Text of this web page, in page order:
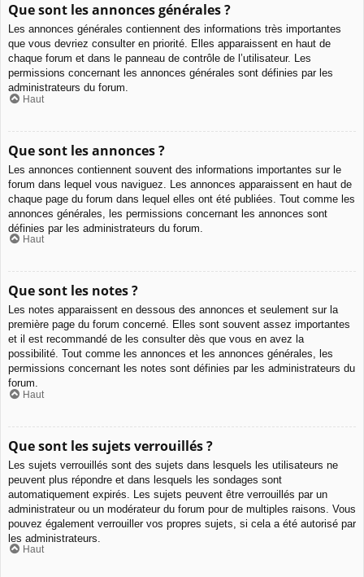
Que sont les annonces générales ?
Les annonces générales contiennent des informations très importantes
que vous devriez consulter en priorité. Elles apparaissent en haut de
chaque forum et dans le panneau de contrôle de l’utilisateur. Les
permissions concernant les annonces générales sont définies par les
administrateurs du forum.
Haut
Que sont les annonces ?
Les annonces contiennent souvent des informations importantes sur le
forum dans lequel vous naviguez. Les annonces apparaissent en haut de
chaque page du forum dans lequel elles ont été publiées. Tout comme les
annonces générales, les permissions concernant les annonces sont
définies par les administrateurs du forum.
Haut
Que sont les notes ?
Les notes apparaissent en dessous des annonces et seulement sur la
première page du forum concerné. Elles sont souvent assez importantes
et il est recommandé de les consulter dès que vous en avez la
possibilité. Tout comme les annonces et les annonces générales, les
permissions concernant les notes sont définies par les administrateurs du
forum.
Haut
Que sont les sujets verrouillés ?
Les sujets verrouillés sont des sujets dans lesquels les utilisateurs ne
peuvent plus répondre et dans lesquels les sondages sont
automatiquement expirés. Les sujets peuvent être verrouillés par un
administrateur ou un modérateur du forum pour de multiples raisons. Vous
pouvez également verrouiller vos propres sujets, si cela a été autorisé par
les administrateurs.
Haut